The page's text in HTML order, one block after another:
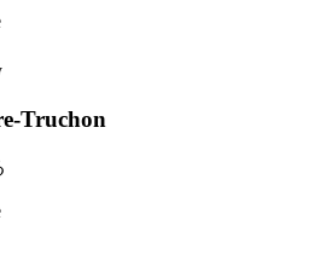
Truchon